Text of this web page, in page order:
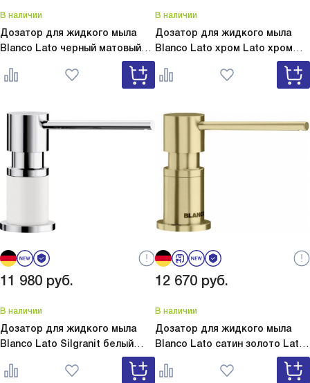
В наличии
Дозатор для жидкого мыла
Blanco Lato черный матовый
Lato черный матовый 525789
В наличии
Дозатор для жидкого мыла
Blanco Lato хром Lato хром
11 980 руб.
В наличии
Дозатор для жидкого мыла
Blanco Lato Silgranit белый
Lato Silgranit белый 525814
12 670 руб.
В наличии
Дозатор для жидкого мыла
Blanco Lato сатин золото Lato